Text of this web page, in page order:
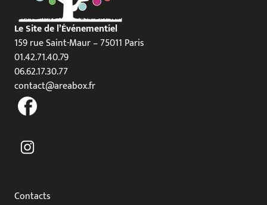
Le Site de l’Événementiel
159 rue Saint-Maur – 75011 Paris
01.42.71.40.79
06.62.17.30.77
contact@areabox.fr
Contacts